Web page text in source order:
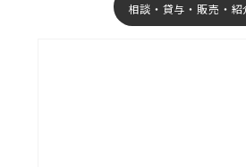
相談・貸与・販売・紹